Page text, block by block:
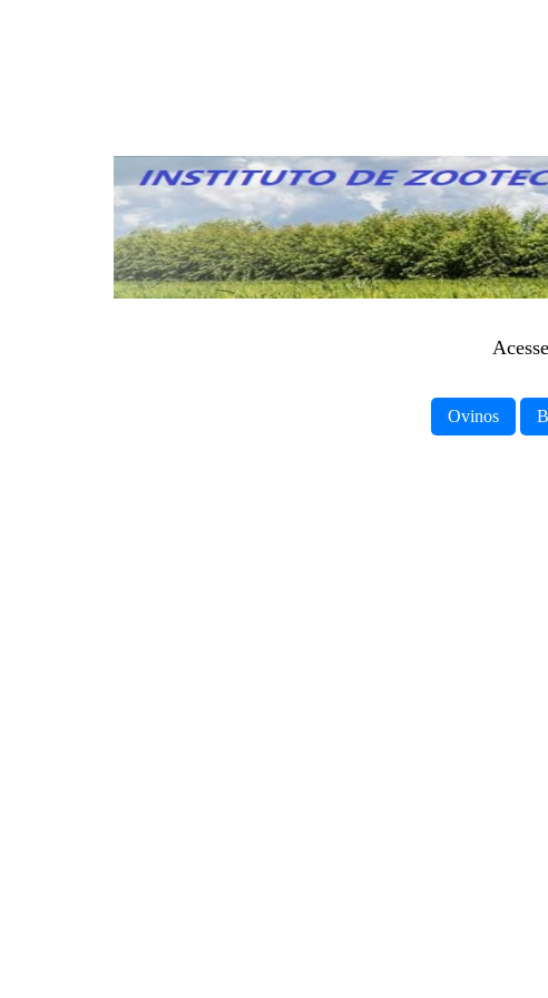
Ovinos